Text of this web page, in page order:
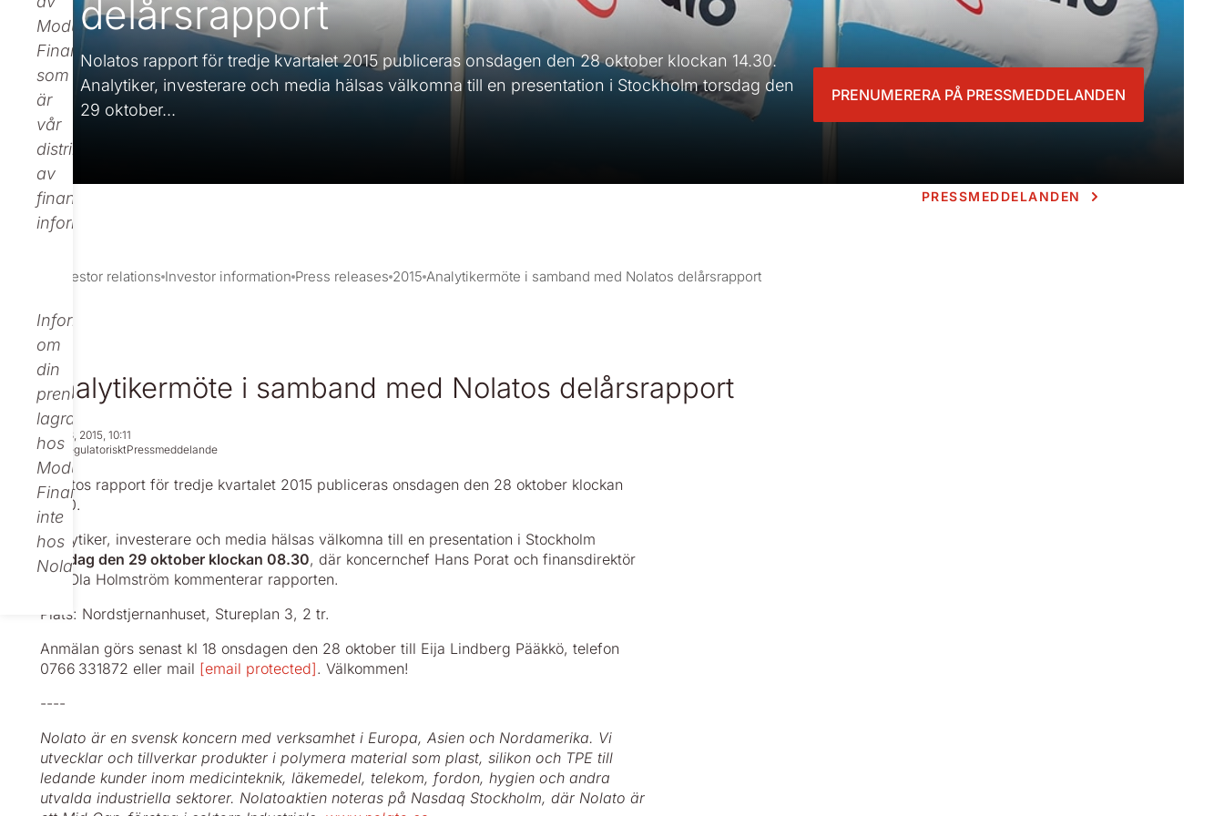
Modular
Finance,
som
är
vår
distributör
av
finansiell
information.
Informationen
om
din
prenumeration
lagras
hos
Modular
Finance,
inte
hos
Nolato.
delårsrapport
Nolatos rapport för tredje kvartalet 2015 publiceras onsdagen den 28 oktober klockan 14.30.
Analytiker, investerare och media hälsas välkomna till en presentation i Stockholm torsdag den
29 oktober...
PRENUMERERA PÅ PRESSMEDDELANDEN
Investor relations Investor information Press releases 2015 Analytikermöte i samband med Nolatos delårsrapport
Analytikermöte i samband med Nolatos delårsrapport
Oct 23, 2015, 10:11
Icke regulatorisktPressmeddelande
Nolatos rapport för tredje kvartalet 2015 publiceras onsdagen den 28 oktober klockan
14.30.
Analytiker, investerare och media hälsas välkomna till en presentation i Stockholm
torsdag den 29 oktober klockan 08.30, där koncernchef Hans Porat och finansdirektör
Per-Ola ­Holmström kommenterar rapporten.
Plats: Nordstjernanhuset, Stureplan 3, 2 tr.
Anmälan görs senast kl 18 onsdagen den 28 oktober till Eija Lindberg Pääkkö, telefon
0766 331872 eller mail [email protected]. Välkommen!
----
Nolato är en svensk koncern med verksamhet i Europa, Asien och Nordamerika. Vi
utvecklar och tillverkar produkter i polymera material som plast, silikon och TPE till
ledande kunder inom medicinteknik, läkemedel, telekom, fordon, hygien och andra
utvalda industriella sektorer. Nolato­aktien noteras på Nasdaq Stockholm, där Nolato är
PRESSMEDDELANDEN